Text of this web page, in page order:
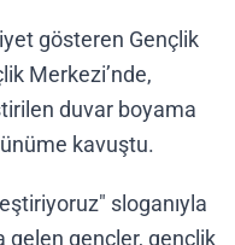
gösteren Gençlik
Merkezi’nde,
duvar boyama
kavuştu.
sloganıyla
gençler, gençlik